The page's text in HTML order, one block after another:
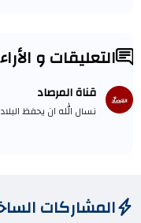
التعليقات و الأراء
قناة المرصاد
نسال الله ان يحفظ
المشاركات